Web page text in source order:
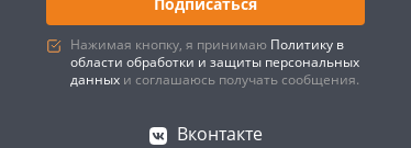
Нажимая кнопку, я принимаю Политику в
области обработки и защиты персональных
данных и соглашаюсь получать сообщения.
Вконтакте